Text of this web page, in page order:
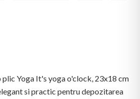
Yoga It's yoga o'clock, 23x18 cm
si practic pentru depozitarea